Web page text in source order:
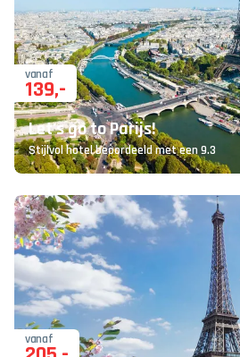
vanaf
139,-
Let's go to Parijs!
Stijlvol hotel beoordeeld met een 9.3
vanaf